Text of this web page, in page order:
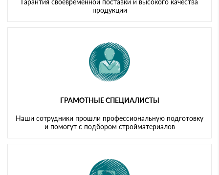
продукции
ГРАМОТНЫЕ СПЕЦИАЛИСТЫ
Наши сотрудники прошли профессиональную подготовку
и помогут с подбором стройматериалов